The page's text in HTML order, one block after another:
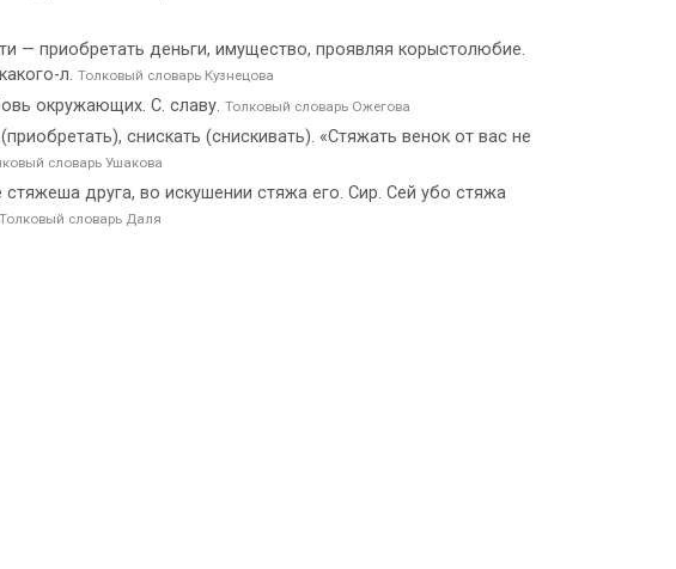
— приобретать деньги, имущество, проявляя корыстолюбие.
л. Толковый словарь Кузнецова
окружающих. С. славу. Толковый словарь Ожегова
снискать (снискивать). «Стяжать венок от вас не
словарь Ушакова
друга, во искушении стяжа его. Сир. Сей убо стяжа
Толковый словарь Даля